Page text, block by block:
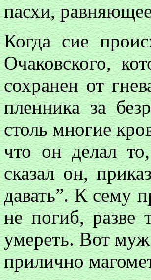
пасхи,
Когда сие
Очаковского,
сохранен от
пленника за
столь многие
что он делал
сказал он,
давать”. К сему
не погиб, разве
умереть. Вот
прилично